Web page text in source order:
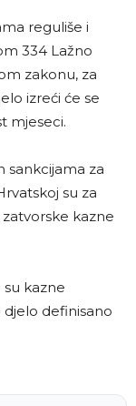
reguliše i
334 Lažno
zakonu, za
izreći će se
mjeseci.
sankcijama za
su za
kazne
su kazne
djelo definisano